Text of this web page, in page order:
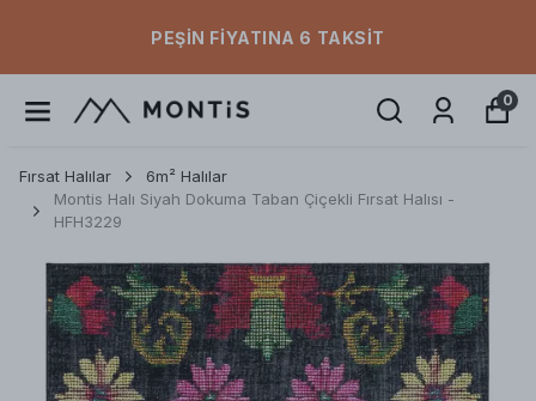
PEŞIN FIYATINA 6 TAKSIT
0
Fırsat Halılar
6m² Halılar
Montis Halı Siyah Dokuma Taban Çiçekli Fırsat Halısı -
HFH3229